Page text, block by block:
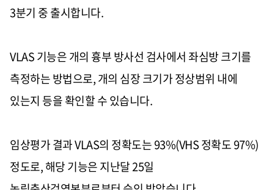
3분기 중 출시합니다.
VLAS기능은 개의 흉부 방사선 검사에서 좌심방 크기를
측정하는 방법으로,개의 심장 크기가 정상범위 내에
있는지 등을 확인할 수 있습니다.
임상평가 결과VLAS의 정확도는93%(VHS정확도97%)
정도로,해당 기능은 지난달25일